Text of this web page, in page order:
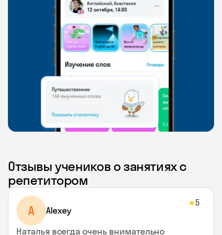
Отзывы учеников о занятиях с
репетитором
A Alexey
★5
Наталья всегда очень внимательно